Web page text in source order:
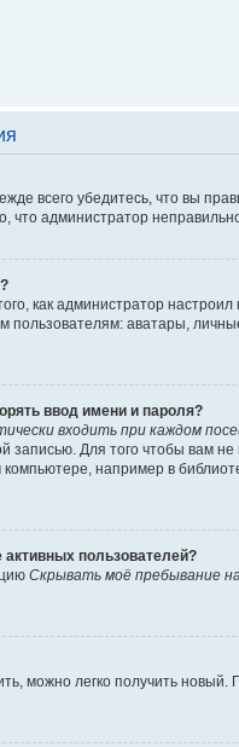
всего убедитесь, что вы
что администратор
как администратор
аватары,
ввод имени и пароля?
входить при каждом
записью. Для того чтобы вам
например в
активных пользователей?
Скрывать моё пребывание
можно легко получить